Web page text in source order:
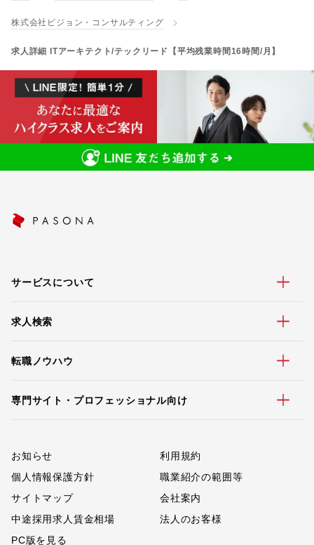
株式会社ビジョン・コンサルティング
求人詳細 ITアーキテクト/テックリード【平均残業時間16時間/月】
サービスについて
求人検索
転職ノウハウ
専門サイト・プロフェッショナル向け
お知らせ
利用規約
個人情報保護方針
職業紹介の範囲等
サイトマップ
会社案内
中途採用求人賃金相場
法人のお客様
PC版を見る